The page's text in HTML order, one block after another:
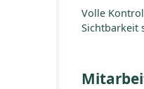
Volle
Sichtbarkeit